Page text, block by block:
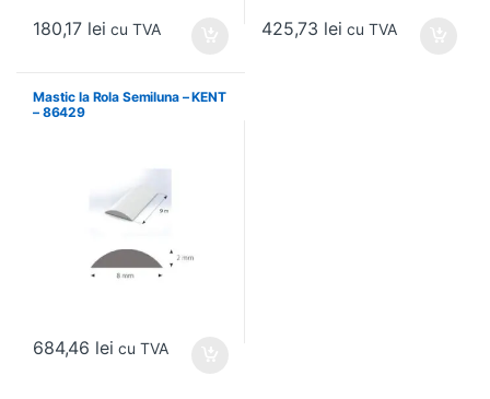
180,17 lei cu TVA 425,73 lei cu TVA
Mastic la Rola Semiluna – KENT
– 86429
684,46 lei cu TVA